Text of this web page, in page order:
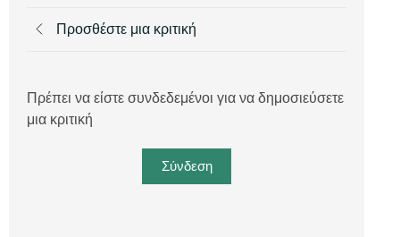
Προσθέστε μια κριτική
Πρέπει να είστε συνδεδεμένοι για να δημοσιεύσετε
μια κριτική
Σύνδεση